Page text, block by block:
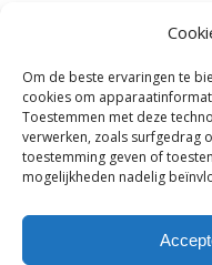
Om de beste ervaringen te
cookies om
Toestemmen met deze
verwerken, zoals surfgedrag
toestemming geven of
mogelijkheden nadelig
Nieuwsbrief
met dementie in
7 February 2026 0
Ondersteun
adempauze in De
voor De Opstap
0